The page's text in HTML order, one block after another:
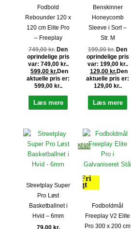
Fodbold
Rebounder 120 x
120 cm Elite Pro
– Freeplay
749,00kr. Den
oprindelige pris
var: 749,00 kr..
599,00 kr.Den
aktuelle pris er:
599,00 kr..
Læs mere
Benskinner
Honeycomb
Sleeve i Sort –
Str. M
199,00kr. Den
oprindelige pris
var: 199,00 kr..
129,00 kr.Den
aktuelle pris er:
129,00 kr..
Læs mere
Streetplay Super
Pro Løst
Basketballnet i
Hvid – 6mm
79,00 kr.
24%
Fri
fragt
Fodboldmål
Freeplay V2 Elite
Pro 300 x 200 cm